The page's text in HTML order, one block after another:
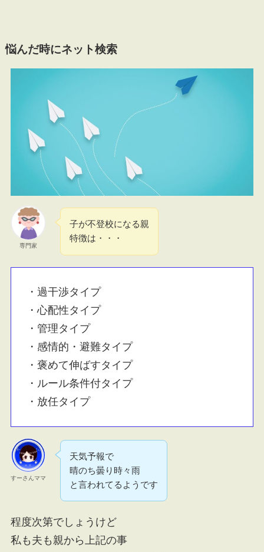
悩んだ時にネット検索
専門家
子が不登校になる親
特徴は・・・
・過干渉タイプ
・心配性タイプ
・管理タイプ
・感情的・避難タイプ
・褒めて伸ばすタイプ
・ルール条件付タイプ
・放任タイプ
すーさんママ
天気予報で
晴のち曇り時々雨
と言われてるようです
程度次第でしょうけど
私も夫も親から上記の事